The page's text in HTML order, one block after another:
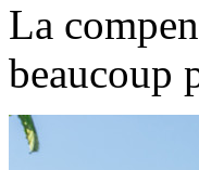
La
beaucoup